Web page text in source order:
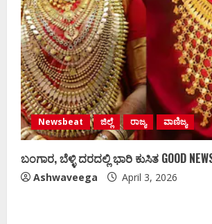
Newsbeat ಜಿಲ್ಲೆ ರಾಜ್ಯ ವಾಣಿಜ್ಯ
ಬಂಗಾರ, ಬೆಳ್ಳಿ ದರದಲ್ಲಿ ಭಾರಿ ಕುಸಿತ GOOD
Ashwaveega April 3, 2026